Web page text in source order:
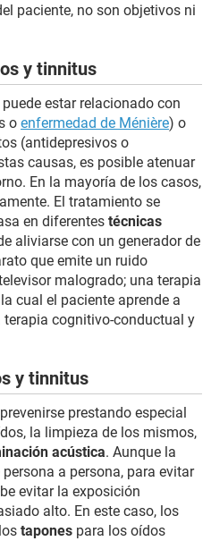
paciente, no son objetivos ni
y tinnitus
estar relacionado con
o enfermedad de Ménière) o
(antidepresivos o
causas, es posible atenuar
En la mayoría de los casos,
El tratamiento se
en diferentes técnicas
aliviarse con un generador de
que emite un ruido
malogrado; una terapia
cual el paciente aprende a
terapia cognitivo-conductual y
y tinnitus
prestando especial
la limpieza de los mismos,
acústica. Aunque la
a persona, para evitar
evitar la exposición
alto. En este caso, los
tapones para los oídos